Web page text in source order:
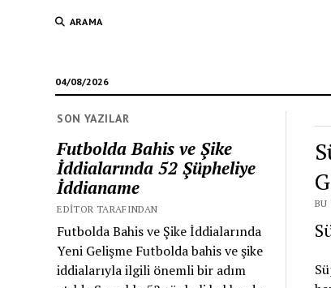
ARAMA
04/08/2026
SON YAZILAR
Futbolda Bahis ve Şike
İddialarında 52 Şüpheliye
İddianame
EDITOR TARAFINDAN
Futbolda Bahis ve Şike İddialarında
Yeni Gelişme Futbolda bahis ve şike
iddialarıyla ilgili önemli bir adım
BU